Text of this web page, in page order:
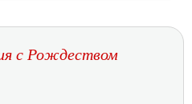
с Рождеством